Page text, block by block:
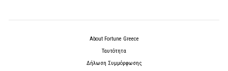
About Fortune Greece
Ταυτότητα
Δήλωση Συμμόρφωσης